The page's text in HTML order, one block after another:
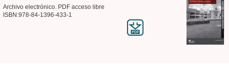
Archivo electrónico. PDF acceso libre
ISBN:978-84-1396-433-1